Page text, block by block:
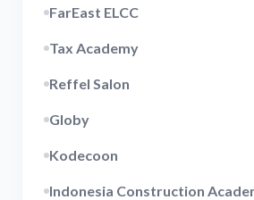
FarEast ELCC
Tax Academy
Reffel Salon
Globy
Kodecoon
Indonesia Construction